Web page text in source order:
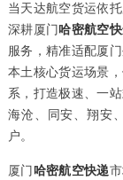
当天达航空货运依
深耕厦门 哈密航空
服务，精准适配厦
本土核心货运场景
系，打造极速、一
海沧、同安、翔安
户。
厦门 哈密航空快递